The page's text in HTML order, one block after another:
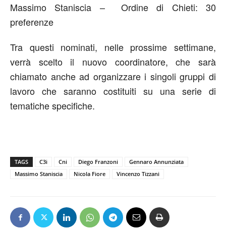
Massimo Staniscia – Ordine di Chieti: 30
preferenze
Tra questi nominati, nelle prossime settimane,
verrà scelto il nuovo coordinatore, che sarà
chiamato anche ad organizzare i singoli gruppi di
lavoro che saranno costituiti su una serie di
tematiche specifiche.
TAGS C3i Cni Diego Franzoni
Gennaro Annunziata
Massimo Staniscia
Nicola Fiore Vincenzo Tizzani